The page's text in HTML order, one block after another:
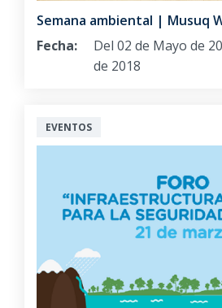
Semana ambiental | Musuq
Fecha:
Del 02 de Mayo de
de 2018
EVENTOS